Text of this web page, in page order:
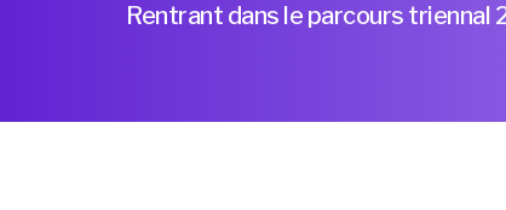
Rentrant dans le parcours triennal